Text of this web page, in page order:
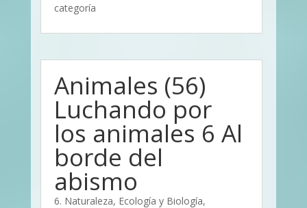
categoría
Animales (56)
Luchando por
los animales 6 Al
borde del
abismo
6. Naturaleza, Ecología y Biología,